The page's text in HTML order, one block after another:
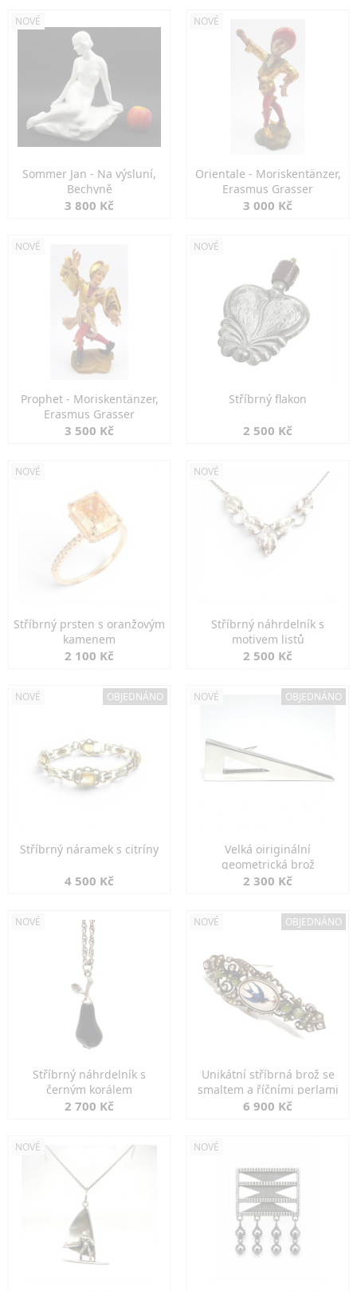
NOVÉ
Sommer Jan - Na výsluní,
Bechyně
3 800 Kč
NOVÉ
Orientale - Moriskentänzer,
Erasmus Grasser
3 000 Kč
NOVÉ
Prophet - Moriskentänzer,
Erasmus Grasser
3 500 Kč
NOVÉ
Stříbrný flakon
2 500 Kč
NOVÉ
Stříbrný prsten s oranžovým
kamenem
2 100 Kč
NOVÉ
Stříbrný náhrdelník s
motivem listů
2 500 Kč
NOVÉ OBJEDNÁNO
Stříbrný náramek s citríny
4 500 Kč
NOVÉ OBJEDNÁNO
Velká oiriginální
geometrická brož
2 300 Kč
NOVÉ
Stříbrný náhrdelník s
černým korálem
2 700 Kč
NOVÉ OBJEDNÁNO
Unikátní stříbrná brož se
smaltem a říčními perlami
6 900 Kč
NOVÉ NOVÉ